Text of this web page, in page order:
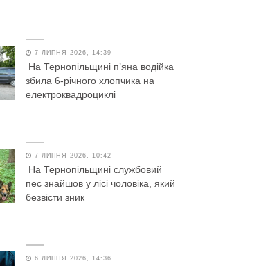
7 ЛИПНЯ 2026, 14:39
На Тернопільщині п’яна водійка
збила 6-річного хлопчика на
електроквадроциклі
7 ЛИПНЯ 2026, 10:42
На Тернопільщині службовий
пес знайшов у лісі чоловіка, який
безвісти зник
6 ЛИПНЯ 2026, 14:36